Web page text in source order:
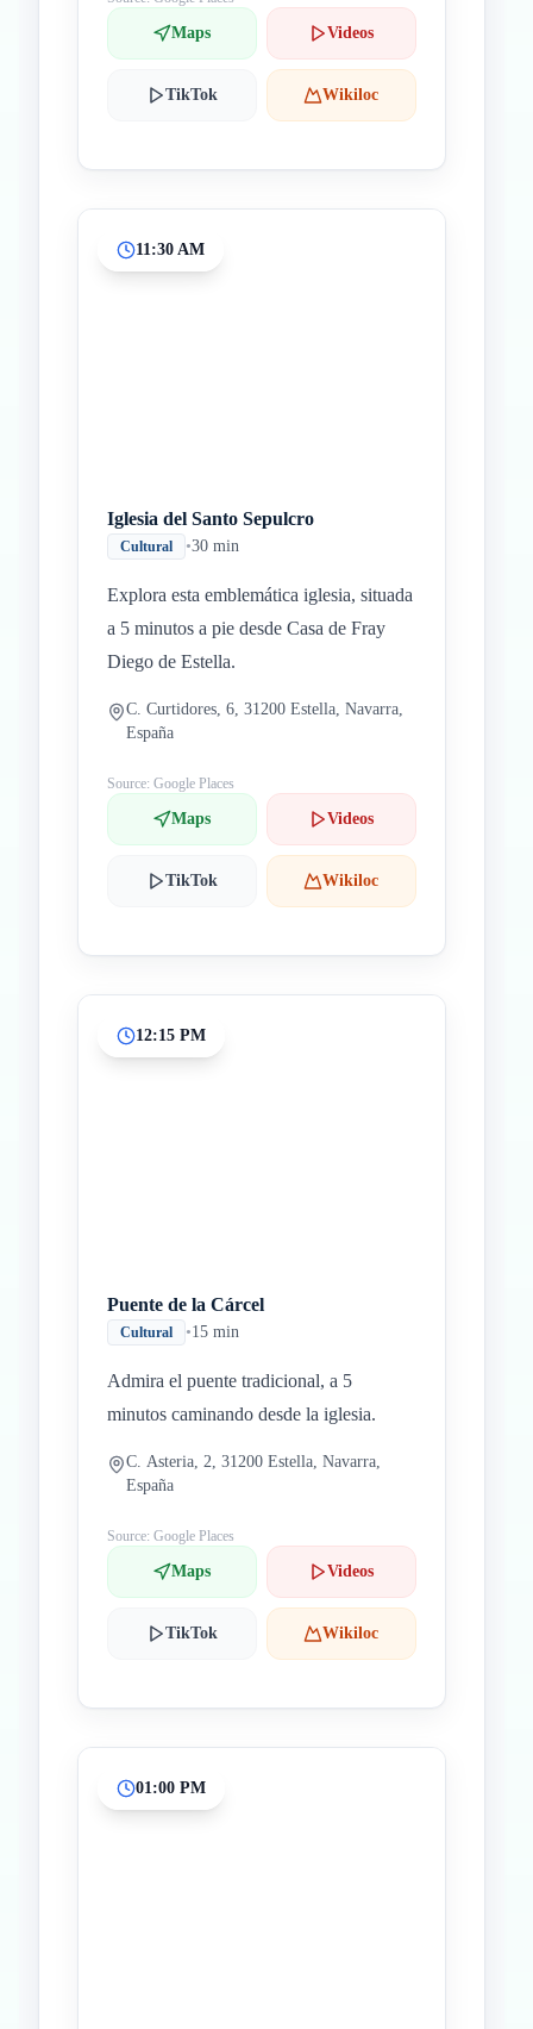
Maps Videos
TikTok Wikiloc
11:30 AM
Iglesia del Santo Sepulcro
Cultural •30 min
Explora esta emblemática iglesia, situada
a 5 minutos a pie desde Casa de Fray
Diego de Estella.
C. Curtidores, 6, 31200 Estella, Navarra,
España
Source: Google Places
Maps Videos
TikTok Wikiloc
12:15 PM
Puente de la Cárcel
Cultural •15 min
Admira el puente tradicional, a 5
minutos caminando desde la iglesia.
C. Asteria, 2, 31200 Estella, Navarra,
España
Source: Google Places
Maps Videos
TikTok Wikiloc
01:00 PM